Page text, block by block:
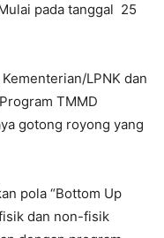
pada tanggal 25
LPNK dan
TMMD
gotong royong yang
pola “Bottom Up
dan non-fisik